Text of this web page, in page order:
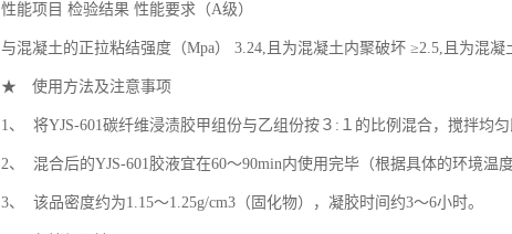
性能项目 检验结果 性能要求（A级）
与混凝土的正拉粘结强度（Mpa） 3.24,且为混凝土内聚破坏 ≥2.5,且为混凝
★ 使用方法及注意事项
1、 将YJS-601碳纤维浸渍胶甲组份与乙组份按３:１的比例混合，搅拌均匀
2、 混合后的YJS-601胶液宜在60～90min内使用完毕（根据具体的环境温度
3、 该品密度约为1.15～1.25g/cm3（固化物），凝胶时间约3～6小时。